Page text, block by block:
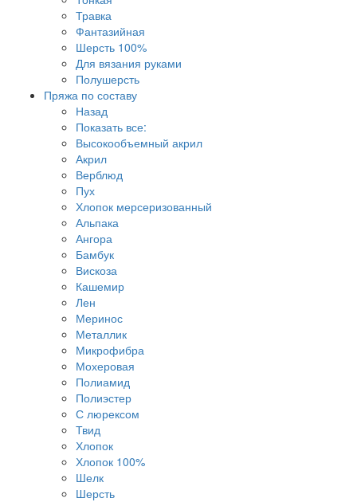
Травка
Фантазийная
Шерсть 100%
Для вязания руками
Полушерсть
Пряжа по составу
Назад
Показать все:
Высокообъемный акрил
Акрил
Верблюд
Пух
Хлопок мерсеризованный
Альпака
Ангора
Бамбук
Вискоза
Кашемир
Лен
Меринос
Металлик
Микрофибра
Мохеровая
Полиамид
Полиэстер
С люрексом
Твид
Хлопок
Хлопок 100%
Шелк
Шерсть